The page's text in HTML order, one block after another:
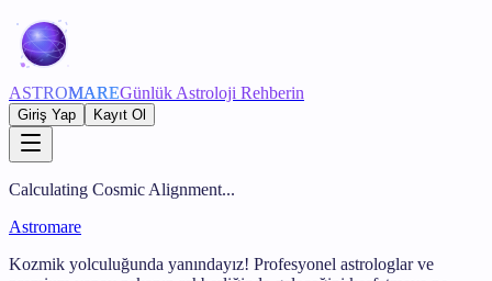
ASTROMAREGünlük Astroloji Rehberin
Giriş Yap Kayıt Ol
Calculating Cosmic Alignment...
Astromare
Kozmik yolculuğunda yanındayız! Profesyonel astrologlar ve